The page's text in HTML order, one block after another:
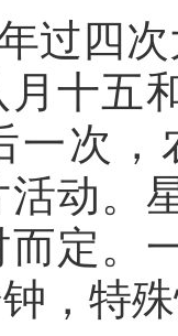
过四
十五
一次
动。
定。
，特